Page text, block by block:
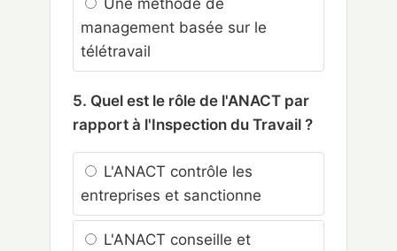
management basée sur le
télétravail
5. Quel est le rôle de l'ANACT par
rapport à l'Inspection du Travail ?
L'ANACT contrôle les
entreprises et sanctionne
L'ANACT conseille et